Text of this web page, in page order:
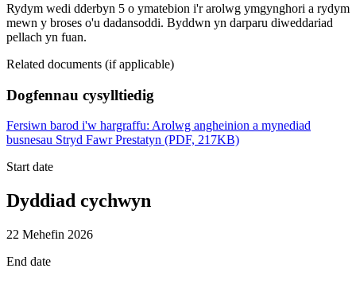
Rydym wedi dderbyn 5 o ymatebion i'r arolwg ymgynghori a rydym
mewn y broses o'u dadansoddi. Byddwn yn darparu diweddariad
pellach yn fuan.
Related documents (if applicable)
Dogfennau cysylltiedig
Fersiwn barod i'w hargraffu: Arolwg angheinion a mynediad
busnesau Stryd Fawr Prestatyn (PDF, 217KB)
Start date
Dyddiad cychwyn
22 Mehefin 2026
End date